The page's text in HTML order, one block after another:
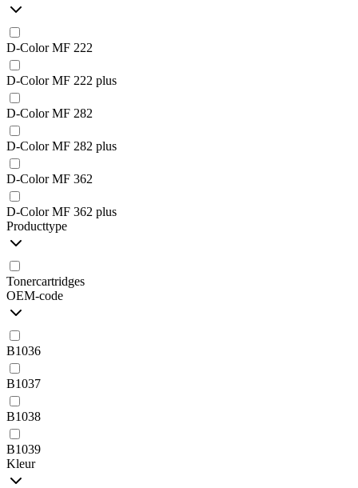
D-Color MF 222
D-Color MF 222 plus
D-Color MF 282
D-Color MF 282 plus
D-Color MF 362
D-Color MF 362 plus
Producttype
Tonercartridges
OEM-code
B1036
B1037
B1038
B1039
Kleur